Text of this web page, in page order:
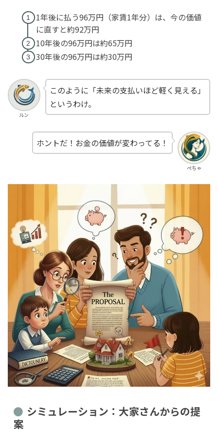
1年後に払う96万円（家賃1年分）は、今の価値
に直すと約92万円
10年後の96万円は約65万円
30年後の96万円は約30万円
ルン
このように「未来の支払いほど軽く見える」
というわけ。
ぺちゃ
ホントだ！お金の価値が変わってる！
シミュレーション：大家さんからの提
案